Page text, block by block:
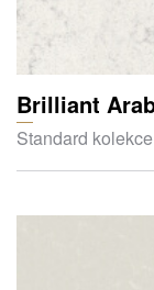
Brilliant
Standard kolekce